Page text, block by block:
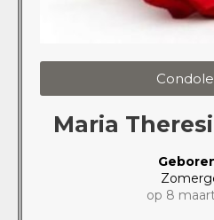
Maria
op 8